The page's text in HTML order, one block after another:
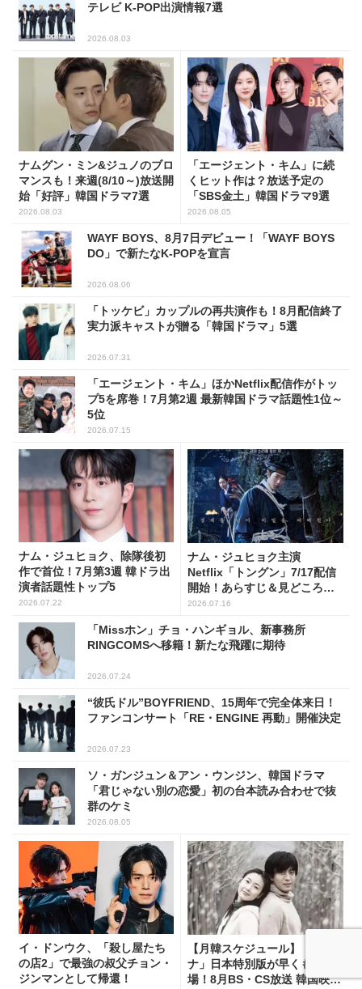
テレビ K-POP出演情報7選
2026.08.03
ナムグン・ミン&ジュノのブロ
マンスも！来週(8/10～)放送開
始「好評」韓国ドラマ7選
2026.08.03
「エージェント・キム」に続
くヒット作は？放送予定の
「SBS金土」韓国ドラマ9選
2026.08.05
WAYF BOYS、8月7日デビュー！「WAYF BOYS
DO」で新たなK-POPを宣言
2026.08.06
「トッケビ」カップルの再共演作も！8月配信終了
実力派キャストが贈る「韓国ドラマ」5選
2026.07.31
「エージェント・キム」ほかNetflix配信作がトッ
プ5を席巻！7月第2週 最新韓国ドラマ話題性1位～
5位
2026.07.15
ナム・ジュヒョク、除隊後初
作で首位！7月第3週 韓ドラ出
演者話題性トップ5
2026.07.22
ナム・ジュヒョク主演
Netflix「トングン」7/17配信
開始！あらすじ＆見どころを
チェック
2026.07.16
「Missホン」チョ・ハンギョル、新事務所
RINGCOMSへ移籍！新たな飛躍に期待
2026.07.24
“彼氏ドル”BOYFRIEND、15周年で完全体来日！
ファンコンサート「RE・ENGINE 再動」開催決定
2026.07.23
ソ・ガンジュン＆アン・ウンジン、韓国ドラマ
「君じゃない別の恋愛」初の台本読み合わせで抜
群のケミ
2026.08.05
イ・ドンウク、「殺し屋たち
の店2」で最強の叔父チョン・
ジンマンとして帰還！
【月韓スケジュール】「冬ソ
ナ」日本特別版が早くも登
場！8月BS・CS放送 韓国映画